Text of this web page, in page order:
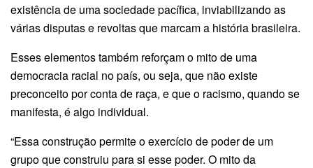
existência de uma sociedade pacífica, inviabilizando as
várias disputas e revoltas que marcam a história brasileira.
Esses elementos também reforçam o mito de uma
democracia racial no país, ou seja, que não existe
preconceito por conta de raça, e que o racismo, quando se
manifesta, é algo individual.
“Essa construção permite o exercício de poder de um
grupo que construiu para si esse poder. O mito da